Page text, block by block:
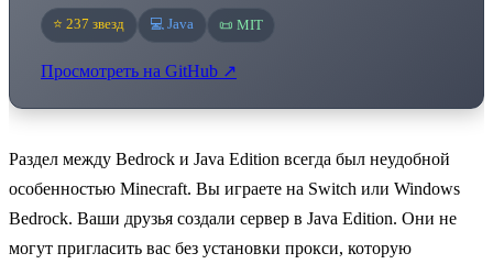
⭐ 237 звезд 💻 Java 📜 MIT
Просмотреть на GitHub ↗
Раздел между Bedrock и Java Edition всегда был неудобной
особенностью Minecraft. Вы играете на Switch или Windows
Bedrock. Ваши друзья создали сервер в Java Edition. Они не
могут пригласить вас без установки прокси, которую